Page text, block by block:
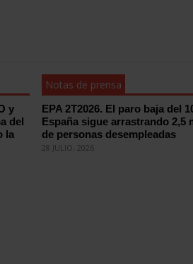
y
del
la
Notas de prensa
EPA 2T2026. El paro baja del
España sigue arrastrando 2,5
de personas desempleadas
28 JULIO, 2026